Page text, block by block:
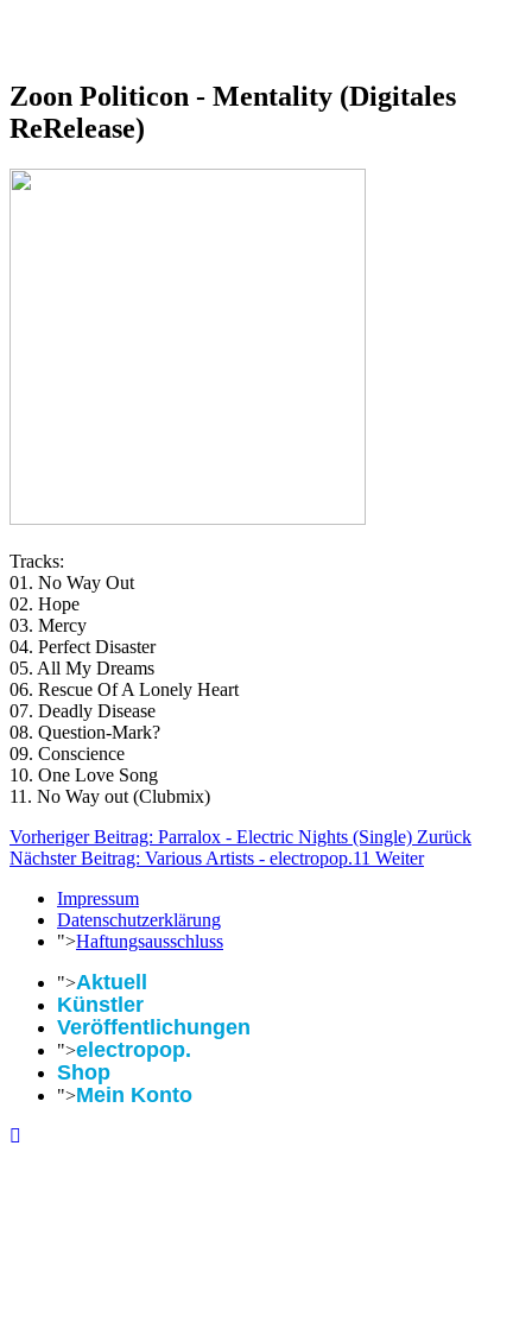
Zoon Politicon - Mentality (Digitales
ReRelease)
Tracks:
01. No Way Out
02. Hope
03. Mercy
04. Perfect Disaster
05. All My Dreams
06. Rescue Of A Lonely Heart
07. Deadly Disease
08. Question-Mark?
09. Conscience
10. One Love Song
11. No Way out (Clubmix)
Vorheriger Beitrag: Parralox - Electric Nights (Single) Zurück
Nächster Beitrag: Various Artists - electropop.11 Weiter
Impressum
Datenschutzerklärung
">Haftungsausschluss
">Aktuell
Künstler
Veröffentlichungen
">electropop.
Shop
">Mein Konto